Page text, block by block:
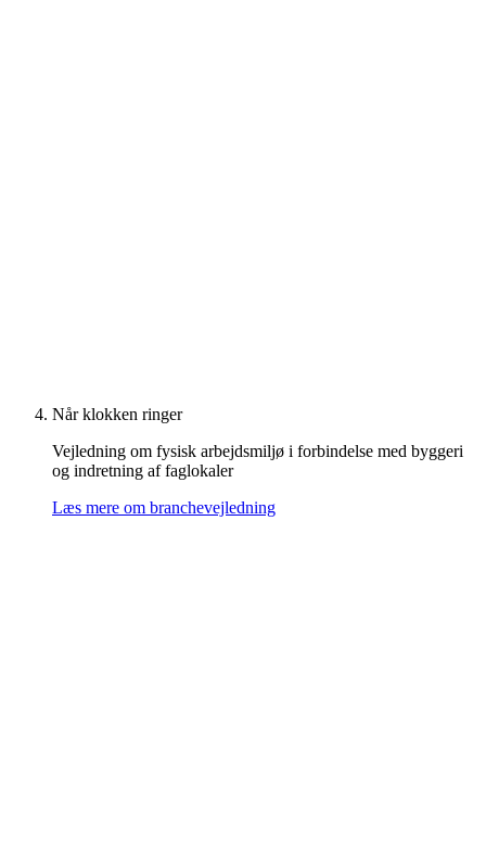
Når klokken ringer
Vejledning om fysisk arbejdsmiljø i forbindelse med byggeri
og indretning af faglokaler
Læs mere om branchevejledning